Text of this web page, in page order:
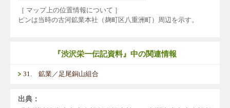
［ マップ上の位置情報について ］
ピンは当時の古河鉱業本社（麹町区八重洲町）周辺を示す。
『渋沢栄一伝記資料』中の関連情報
31. 鉱業／足尾銅山組合
出典：